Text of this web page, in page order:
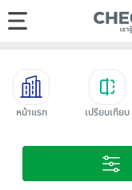
หน้าแรก เปรียบเทียบ